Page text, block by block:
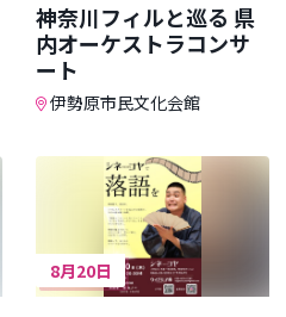
神奈川フィルと巡る 県
内オーケストラコンサ
ート
伊勢原市民文化会館
8月20日